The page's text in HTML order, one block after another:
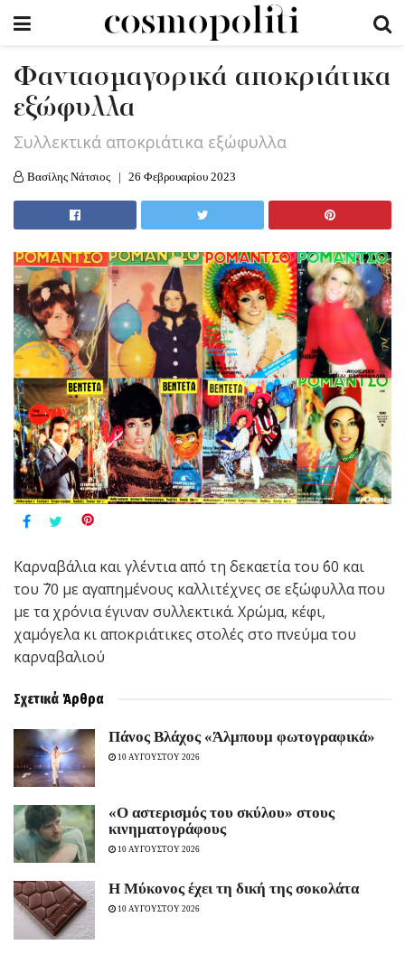
Φαντασμαγορικά αποκριάτικα
εξώφυλλα
Συλλεκτικά αποκριάτικα εξώφυλλα
Βασίλης Νάτσιος 26 Φεβρουαρίου 2023
Καρναβάλια και γλέντια από τη δεκαετία του ΄60 και
του ΄70 με αγαπημένους καλλιτέχνες σε εξώφυλλα που
με τα χρόνια έγιναν συλλεκτικά. Χρώμα, κέφι,
χαμόγελα κι αποκριάτικες στολές στο πνεύμα του
καρναβαλιού
Σχετικά Άρθρα
Πάνος Βλάχος «Άλμπουμ φωτογραφικά»
10 ΑΥΓΟΥΣΤΟΥ 2026
«Ο αστερισμός του σκύλου» στους
κινηματογράφους
10 ΑΥΓΟΥΣΤΟΥ 2026
Η Μύκονος έχει τη δική της σοκολάτα
10 ΑΥΓΟΥΣΤΟΥ 2026